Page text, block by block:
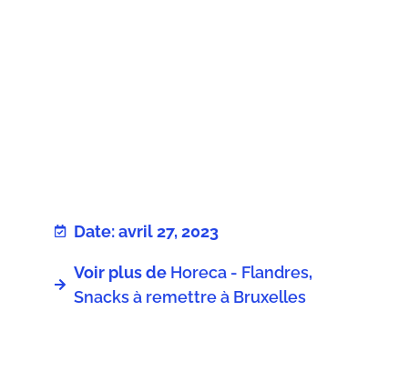
Date: avril 27, 2023
Voir plus de Horeca - Flandres,
Snacks à remettre à Bruxelles